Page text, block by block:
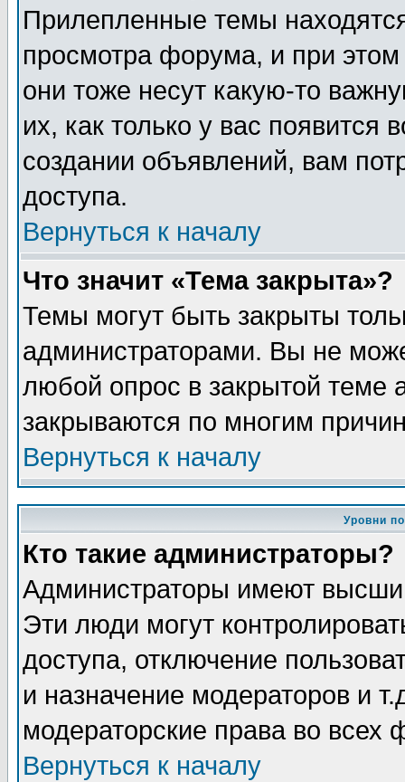
Прилепленные темы
просмотра форума, и при
они тоже несут какую-то
их, как только у вас появится
создании объявлений, вам
доступа.
Вернуться к началу
Что значит «Тема закрыта»?
Темы могут быть закрыты
администраторами. Вы не
любой опрос в закрытой теме
закрываются по многим
Вернуться к началу
Уровни
Кто такие администраторы?
Администраторы имеют
Эти люди могут
доступа, отключение
и назначение модераторов и
модераторские права во всех
Вернуться к началу